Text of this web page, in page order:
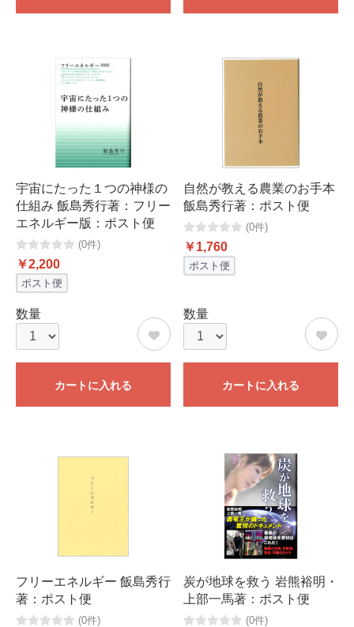
宇宙にたった１つの神様の
仕組み 飯島秀行著：フリー
エネルギー版：ポスト便
(0件)
￥2,200
ポスト便
数量
カートに入れる
自然が教える農業のお手本
飯島秀行著：ポスト便
(0件)
￥1,760
ポスト便
数量
カートに入れる
フリーエネルギー 飯島秀行
著：ポスト便
(0件)
炭が地球を救う 岩熊裕明・
上部一馬著：ポスト便
(0件)